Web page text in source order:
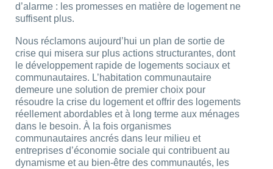
d’alarme : les promesses en matière de logement ne
suffisent plus.
Nous réclamons aujourd’hui un plan de sortie de
crise qui misera sur plus actions structurantes, dont
le développement rapide de logements sociaux et
communautaires. L’habitation communautaire
demeure une solution de premier choix pour
résoudre la crise du logement et offrir des logements
réellement abordables et à long terme aux ménages
dans le besoin. À la fois organismes
communautaires ancrés dans leur milieu et
entreprises d’économie sociale qui contribuent au
dynamisme et au bien-être des communautés, les